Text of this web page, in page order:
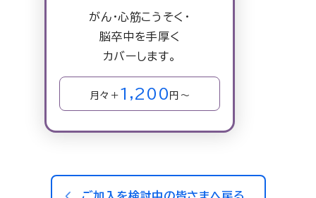
がん・心筋こうそく・
脳卒中を手厚く
カバーします。
月々＋ 1,200 円～